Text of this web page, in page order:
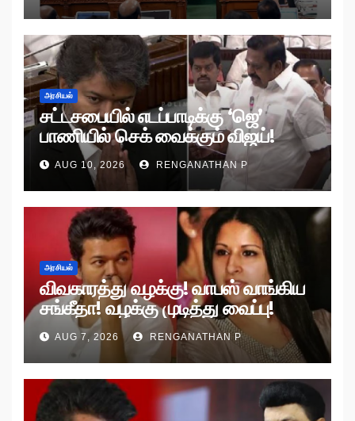
அரசியல்
சட்டசபையில் எடப்பாடிக்கு ‘ஜெ’
பாணியில் செக் வைக்கும் விஜய்!
AUG 10, 2026 RENGANATHAN P
அரசியல்
விவகாரத்து வழக்கு! வாபஸ் வாங்கிய
சங்கீதா! வழக்கு முடித்து வைப்பு!
AUG 7, 2026 RENGANATHAN P